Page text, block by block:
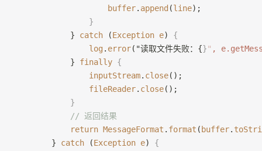
                    buffer
. append (line);
                }
            }
catch (Exception e) {
                log
. error("读取文件失败：{}" ,
            }
finally {
                inputStream
. close();
                fileReader
. close();
            }
            // 返回结果
            return
MessageFormat . format ( buffer.
        }
catch (Exception e) {